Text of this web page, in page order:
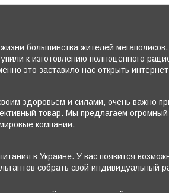
большинства жителей
к изготовлению полноценного
это заставило нас открыть
здоровьем и силами, очень важно
товар. Мы предлагаем
компании.
в Украине. У вас появится
собрать свой